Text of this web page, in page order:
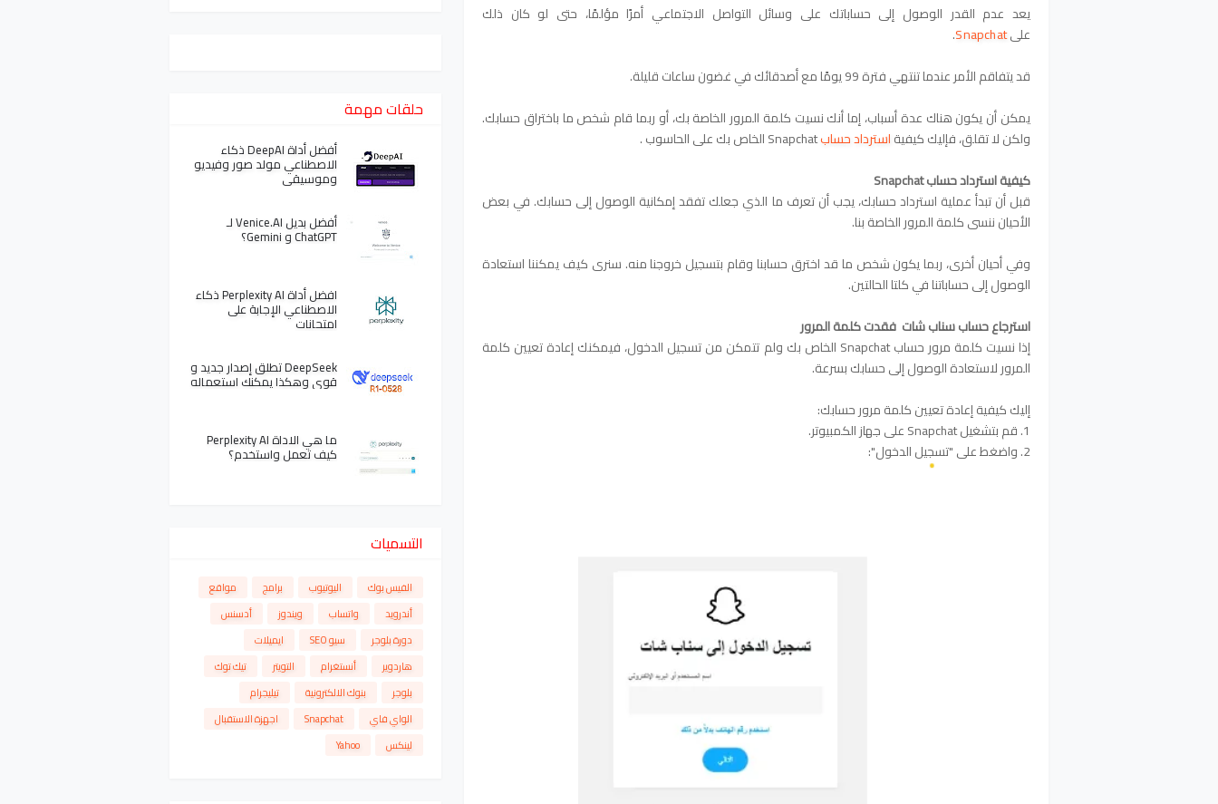
يعد عدم القدر الوصول إلى حساباتك على وسائل التواصل الاجتماعي أمرًا مؤلمًا، حتى لو كان ذلك
علىSnapchat
.
قد يتفاقم الأمر عندما تنتهي فترة 99 يومًا مع أصدقائك في غضون ساعات قليلة.
يمكن أن يكون هناك عدة أسباب، إما أنك نسيت كلمة المرور الخاصة بك، أو ربما قام شخص ما باختراق حسابك.
ولكن لا تقلق، فإليك كيفيةاسترداد حسابSnapchat الخاص بك على الحاسوب .
كيفية استرداد حساب Snapchat
قبل أن تبدأ عملية استرداد حسابك، يجب أن تعرف ما الذي جعلك تفقد إمكانية الوصول إلى حسابك. في بعض
الأحيان ننسى كلمة المرور الخاصة بنا.
وفي أحيان أخرى، ربما يكون شخص ما قد اخترق حسابنا وقام بتسجيل خروجنا منه. سنرى كيف يمكننا استعادة
الوصول إلى حساباتنا في كلتا الحالتين.
استرجاع حساب سناب شات فقدت كلمة المرور
إذا نسيت كلمة مرور حساب Snapchat الخاص بك ولم تتمكن من تسجيل الدخول، فيمكنك إعادة تعيين كلمة
المرور لاستعادة الوصول إلى حسابك بسرعة.
إليك كيفية إعادة تعيين كلمة مرور حسابك:
1. قم بتشغيل Snapchat على جهاز الكمبيوتر.
2. واضغط على "
تسجيل الدخول"
:
حلقات مهمة
أفضل أداة DeepAI ذكاء
الاصطناعي مولد صور وفيديو
وموسيقى
أفضل بديل Venice.AI لـ
ChatGPT و Gemini؟
افضل أداة Perplexity AI ذكاء
الاصطناعي الإجابة على
امتحانات
DeepSeek تطلق إصدار جديد و
قوي وهكذا يمكنك استعماله
ما هي الاداة Perplexity AI
كيف تعمل واستخدم؟
التسميات
الفيس بوك اليوتيوب برامج
مواقع
أندرويد
واتساب ويندوز
أدسنس
دورة بلوجر
سيو SEO
ايميلات
هاردوير
أنستغرام التويتر
تيك توك
بلوجر
بنوك الالكترونية
تيليجرام
الواي فاي
Snapchat
اجهزة الاستقبال
لينكس
Yahoo